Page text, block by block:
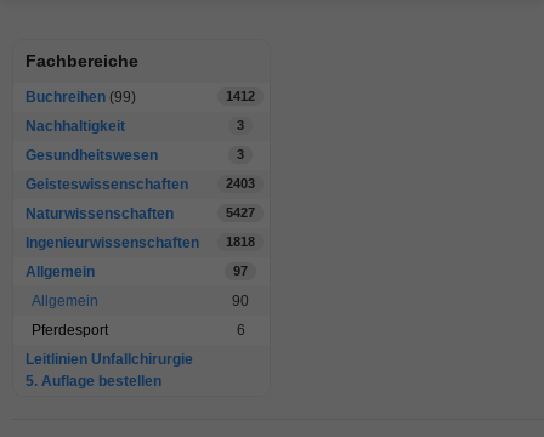
Fachbereiche
Buchreihen (99) 1412
Nachhaltigkeit 3
Gesundheitswesen 3
Geisteswissenschaften 2403
Naturwissenschaften 5427
Ingenieurwissenschaften 1818
Allgemein 97
Allgemein
90
Pferdesport
6
Leitlinien Unfallchirurgie
5. Auflage bestellen